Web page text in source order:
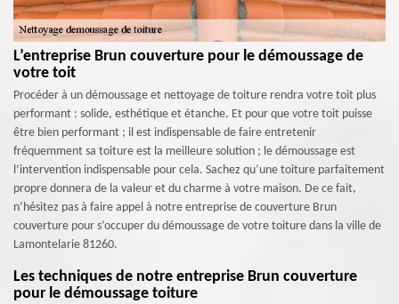
L’entreprise Brun couverture pour le démoussage de
votre toit
Procéder à un démoussage et nettoyage de toiture rendra votre toit plus
performant : solide, esthétique et étanche. Et pour que votre toit puisse
être bien performant ; il est indispensable de faire entretenir
fréquemment sa toiture est la meilleure solution ; le démoussage est
l’intervention indispensable pour cela. Sachez qu’une toiture parfaitement
propre donnera de la valeur et du charme à votre maison. De ce fait,
n’hésitez pas à faire appel à notre entreprise de couverture Brun
couverture pour s’occuper du démoussage de votre toiture dans la ville de
Lamontelarie 81260.
Les techniques de notre entreprise Brun couverture
pour le démoussage toiture